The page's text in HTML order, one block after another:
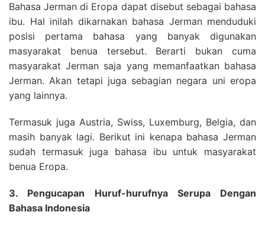
Bahasa Jerman di Eropa dapat disebut sebagai bahasa
ibu. Hal inilah dikarnakan bahasa Jerman menduduki
posisi pertama bahasa yang banyak digunakan
masyarakat benua tersebut. Berarti bukan cuma
masyarakat Jerman saja yang memanfaatkan bahasa
Jerman. Akan tetapi juga sebagian negara uni eropa
yang lainnya.
Termasuk juga Austria, Swiss, Luxemburg, Belgia, dan
masih banyak lagi. Berikut ini kenapa bahasa Jerman
sudah termasuk juga bahasa ibu untuk masyarakat
benua Eropa.
3. Pengucapan Huruf-hurufnya Serupa Dengan
Bahasa Indonesia